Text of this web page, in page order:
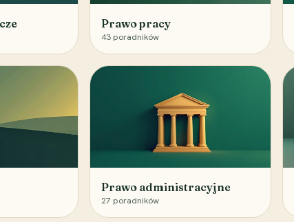
Prawo pracy
43 poradników
Prawo administracyjne
27 poradników